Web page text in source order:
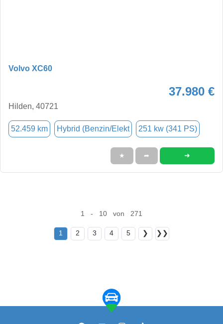
Volvo XC60
37.980 €
Hilden, 40721
52.459 km Hybrid (Benzin/Elekt 251 kw (341 PS)
★ ➦ ➜
1 - 10 von 271
1 2 3 4 5 ❯ ❯❯